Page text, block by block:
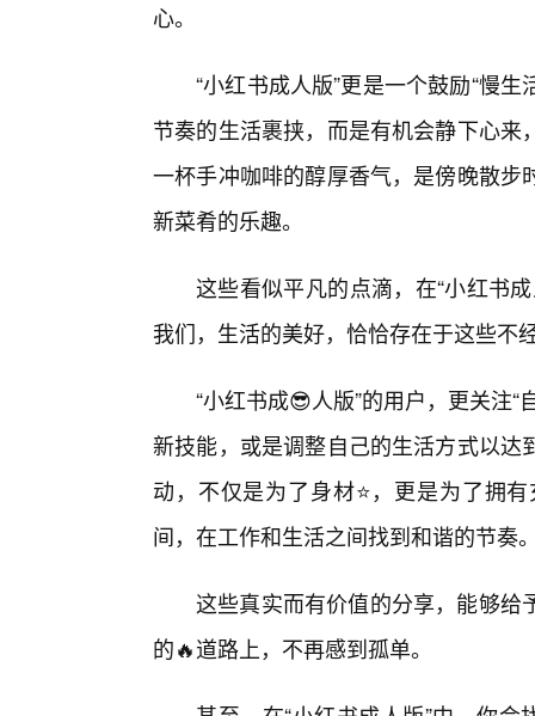
心。
“小红书成人版”更是一个鼓励“慢
节奏的生活裹挟，而是有机会静下心
一杯手冲咖啡的醇厚香气，是傍晚散
新菜肴的乐趣。
这些看似平凡的点滴，在“小红书
我们，生活的美好，恰恰存在于这些不
“小红书成😎人版”的用户，更关注
新技能，或是调整自己的生活方式以
动，不仅是为了身材⭐，更是为了拥
间，在工作和生活之间找到和谐的节奏
这些真实而有价值的分享，能够给
的🔥道路上，不再感到孤单。